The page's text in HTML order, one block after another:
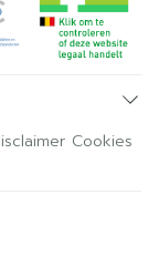
Cookies